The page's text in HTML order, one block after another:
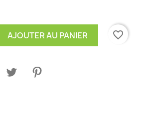
AJOUTER AU PANIER favorite_border